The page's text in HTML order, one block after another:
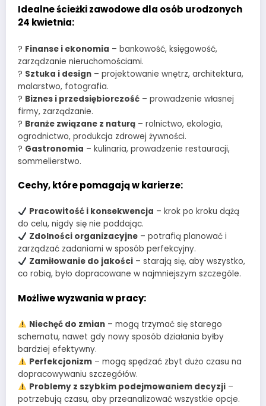
Idealne ścieżki zawodowe dla osób urodzonych
24 kwietnia:
? Finanse i ekonomia – bankowość, księgowość,
zarządzanie nieruchomościami.
? Sztuka i design – projektowanie wnętrz, architektura,
malarstwo, fotografia.
? Biznes i przedsiębiorczość – prowadzenie własnej
firmy, zarządzanie.
? Branże związane z naturą – rolnictwo, ekologia,
ogrodnictwo, produkcja zdrowej żywności.
? Gastronomia – kulinaria, prowadzenie restauracji,
sommelierstwo.
Cechy, które pomagają w karierze:
Pracowitość i konsekwencja – krok po kroku dążą
do celu, nigdy się nie poddając.
Zdolności organizacyjne – potrafią planować i
zarządzać zadaniami w sposób perfekcyjny.
Zamiłowanie do jakości – starają się, aby wszystko,
co robią, było dopracowane w najmniejszym szczególe.
Możliwe wyzwania w pracy:
Niechęć do zmian – mogą trzymać się starego
schematu, nawet gdy nowy sposób działania byłby
bardziej efektywny.
Perfekcjonizm – mogą spędzać zbyt dużo czasu na
dopracowywaniu szczegółów.
Problemy z szybkim podejmowaniem decyzji –
potrzebują czasu, aby przeanalizować wszystkie opcje.